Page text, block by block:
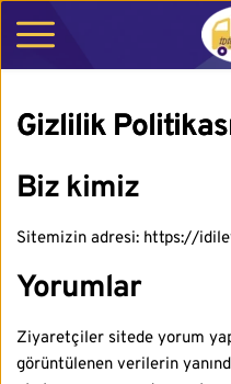
Gizlilik
Biz kimiz
Sitemizin adresi: https://
Yorumlar
Ziyaretçiler sitede yorum
görüntülenen verilerin